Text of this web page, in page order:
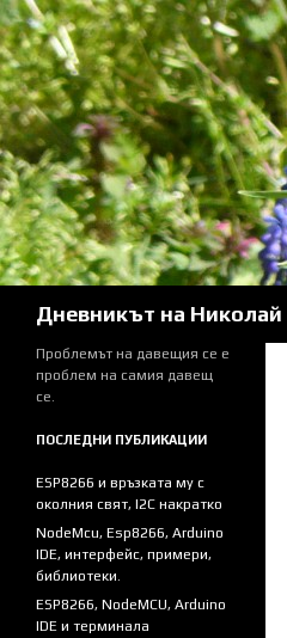
Skip
to
content
Дневникът на Николай
Проблемът на давещия се е
проблем на самия давещ
се.
ПОСЛЕДНИ ПУБЛИКАЦИИ
ESP8266 и връзката му с
околния свят, I2C накратко
NodeMcu, Esp8266, Arduino
IDE, интерфейс, примери,
библиотеки.
ESP8266, NodeMCU, Arduino
IDE и терминала